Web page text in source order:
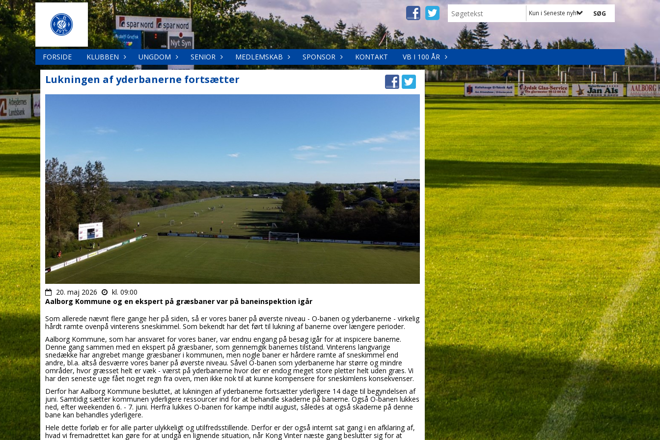
Kun i Seneste nyheder
FORSIDE KLUBBEN UNGDOM SENIOR MEDLEMSKAB SPONSOR KONTAKT VB I 100 ÅR
Lukningen af yderbanerne fortsætter
20. maj 2026
kl. 09:00
Aalborg Kommune og en ekspert på græsbaner var på baneinspektion igår
Som allerede nævnt flere gange her på siden, så er vores baner på øverste niveau - O-banen og yderbanerne - virkelig
hårdt ramte ovenpå vinterens sneskimmel. Som bekendt har det ført til lukning af banerne over længere perioder.
Aalborg Kommune, som har ansvaret for vores baner, var endnu engang på besøg igår for at inspicere banerne.
Denne gang sammen med en ekspert på græsbaner, som gennemgik banernes tilstand. Vinterens langvarige
snedække har angrebet mange græsbaner i kommunen, men nogle baner er hårdere ramte af sneskimmel end
andre, bl.a. altså desværre vores baner på øverste niveau. Såvel O-banen som yderbanerne har større og mindre
områder, hvor græsset helt er væk - værst på yderbanerne hvor der er endog meget store pletter helt uden græs. Vi
har den seneste uge fået noget regn fra oven, men ikke nok til at kunne kompensere for sneskimlens konsekvenser.
Derfor har Aalborg Kommune besluttet, at lukningen af yderbanerne fortsætter yderligere 14 dage til begyndelsen af
juni. Samtidig sætter kommunen yderligere ressourcer ind for at behandle skaderne på banerne. Også O-banen lukkes
ned, efter weekenden 6. - 7. juni. Herfra lukkes O-banen for kampe indtil august, således at også skaderne på denne
bane kan behandles yderligere.
Hele dette forløb er for alle parter ulykkeligt og utilfredsstillende. Derfor er der også internt sat gang i en afklaring af,
hvad vi fremadrettet kan gøre for at undgå en lignende situation, når Kong Vinter næste gang beslutter sig for at